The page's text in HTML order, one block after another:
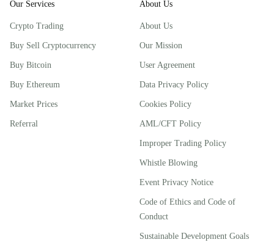
Our Services
Crypto Trading
Buy Sell Cryptocurrency
Buy Bitcoin
Buy Ethereum
Market Prices
Referral
About Us
About Us
Our Mission
User Agreement
Data Privacy Policy
Cookies Policy
AML/CFT Policy
Improper Trading Policy
Whistle Blowing
Event Privacy Notice
Code of Ethics and Code of
Conduct
Sustainable Development Goals